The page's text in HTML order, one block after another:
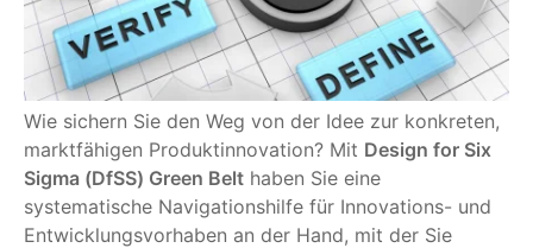
Wie sichern Sie den Weg von der Idee zur konkreten,
marktfähigen Produktinnovation? Mit Design for Six
Sigma (DfSS) Green Belt haben Sie eine
systematische Navigationshilfe für Innovations- und
Entwicklungsvorhaben an der Hand, mit der Sie